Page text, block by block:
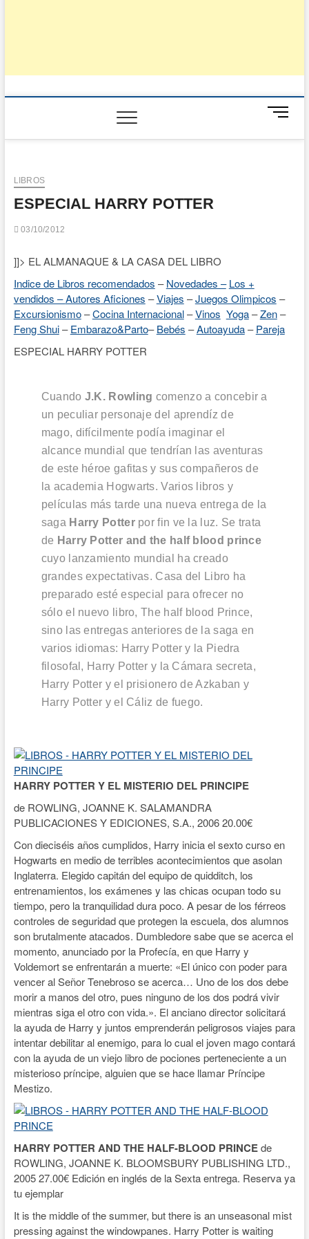
B
t
LIBROS
ESPECIAL HARRY POTTER
03/10/2012
]]> EL ALMANAQUE & LA CASA DEL LIBRO
Indice de Libros recomendados –Novedades – Los +
vendidos –Autores Aficiones –Viajes –Juegos Olimpicos –
Excursionismo–Cocina Internacional–Vinos Yoga–Zen–
Feng Shui–Embarazo&Parto–Bebés –Autoayuda–Pareja
ESPECIAL HARRY POTTER
Cuando J.K. Rowling comenzo a concebir a
un peculiar personaje del aprendíz de
mago, difícilmente podía imaginar el
alcance mundial que tendrían las aventuras
de este héroe gafitas y sus compañeros de
la academia Hogwarts. Varios libros y
películas más tarde una nueva entrega de la
saga Harry Potterpor fin ve la luz. Se trata
de Harry Potter and the half blood prince
cuyo lanzamiento mundial ha creado
grandes expectativas. Casa del Libro ha
preparado esté especial para ofrecer no
sólo el nuevo libro, The half blood Prince,
sino las entregas anteriores de la saga en
varios idiomas: Harry Potter y la Piedra
filosofal , Harry Potter y la Cámara secreta,
Harry Potter y el prisionero de Azkaban y
Harry Potter y el Cáliz de fuego.
HARRY POTTER Y EL MISTERIO DEL PRINCIPE
de ROWLING, JOANNE K. SALAMANDRA
PUBLICACIONES Y EDICIONES, S.A., 2006 20.00€
Con dieciséis años cumplidos, Harry inicia el sexto curso en
Hogwarts en medio de terribles acontecimientos que asolan
Inglaterra. Elegido capitán del equipo de quidditch, los
entrenamientos, los exámenes y las chicas ocupan todo su
tiempo, pero la tranquilidad dura poco. A pesar de los férreos
controles de seguridad que protegen la escuela, dos alumnos
son brutalmente atacados. Dumbledore sabe que se acerca el
momento, anunciado por la Profecía, en que Harry y
Voldemort se enfrentarán a muerte: «El único con poder para
vencer al Señor Tenebroso se acerca… Uno de los dos debe
morir a manos del otro, pues ninguno de los dos podrá vivir
mientras siga el otro con vida.». El anciano director solicitará
la ayuda de Harry y juntos emprenderán peligrosos viajes para
intentar debilitar al enemigo, para lo cual el joven mago contará
con la ayuda de un viejo libro de pociones perteneciente a un
misterioso príncipe, alguien que se hace llamar Príncipe
Mestizo.
HARRY POTTER AND THE HALF-BLOOD PRINCEde
ROWLING, JOANNE K. BLOOMSBURY PUBLISHING LTD.,
2005 27.00€ Edición en inglés de la Sexta entrega. Reserva ya
tu ejemplar
It is the middle of the summer, but there is an unseasonal mist
pressing against the windowpanes. Harry Potter is waiting